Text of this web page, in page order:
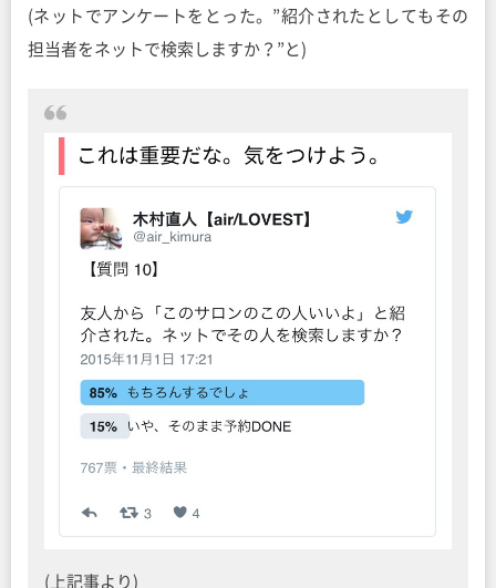
(ネットでアンケートをとった。”紹介されたとしてもその
担当者をネットで検索しますか？”と)
(上記事より)